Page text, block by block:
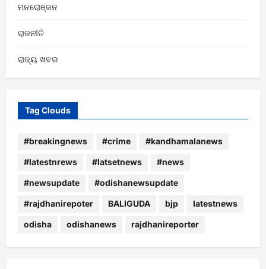
ମନରୋଞ୍ଜନ
ରାଜନୀତି
ରାଜ୍ୟ ଖବର
Tag Clouds
#breakingnews #crime #kandhamalanews
#latestnrews #latsetnews #news
#newsupdate #odishanewsupdate
#rajdhanirepoter BALIGUDA bjp latestnews
odisha odishanews rajdhanireporter